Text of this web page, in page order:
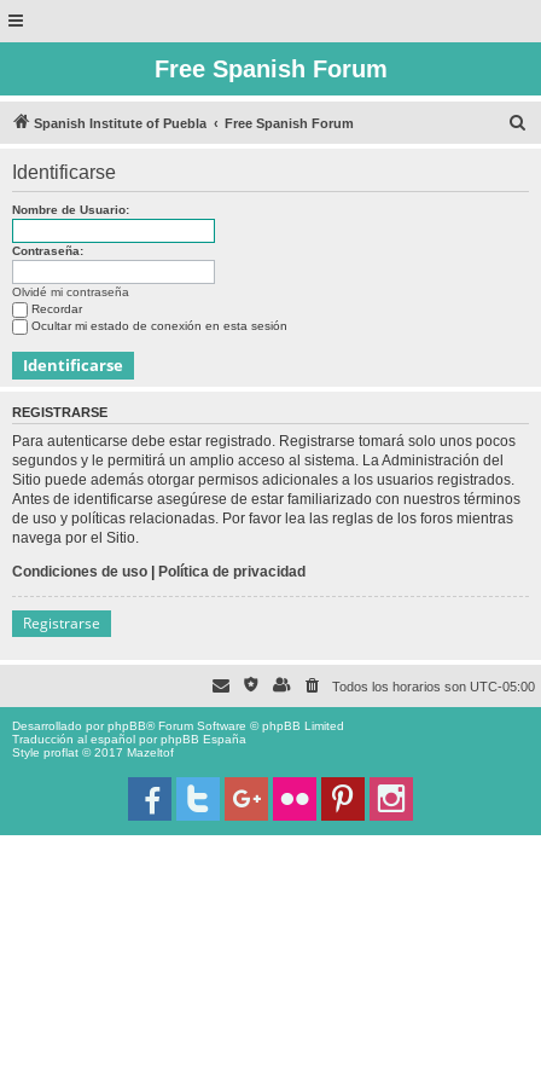
Free Spanish Forum
Spanish Institute of Puebla Free Spanish Forum
Identificarse
Nombre de Usuario:
Contraseña:
Olvidé mi contraseña
Recordar
Ocultar mi estado de conexión en esta sesión
REGISTRARSE
Para autenticarse debe estar registrado. Registrarse tomará solo unos pocos
segundos y le permitirá un amplio acceso al sistema. La Administración del
Sitio puede además otorgar permisos adicionales a los usuarios registrados.
Antes de identificarse asegúrese de estar familiarizado con nuestros términos
de uso y políticas relacionadas. Por favor lea las reglas de los foros mientras
navega por el Sitio.
Condiciones de uso | Política de privacidad
Registrarse
Todos los horarios son UTC-05:00
Desarrollado porphpBB® Forum Software © phpBB Limited
Traducción al español porphpBB España
Style proflat © 2017 Mazeltof